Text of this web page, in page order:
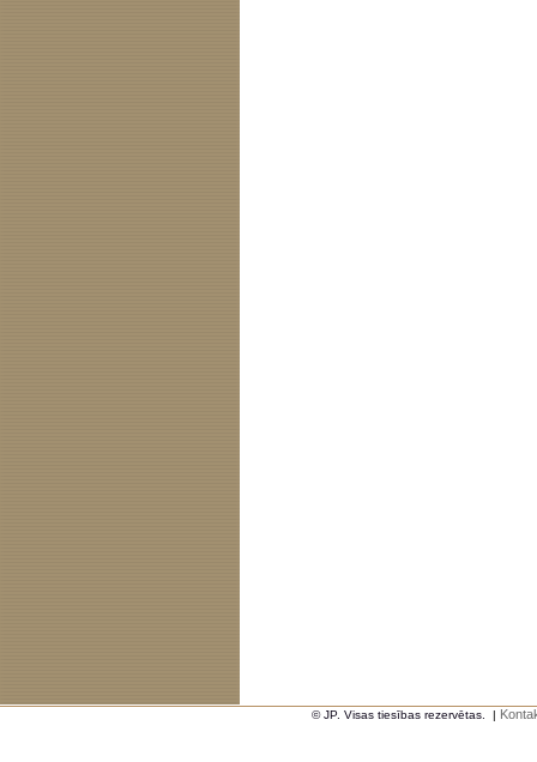
© JP. Visas tiesības rezervētas. |